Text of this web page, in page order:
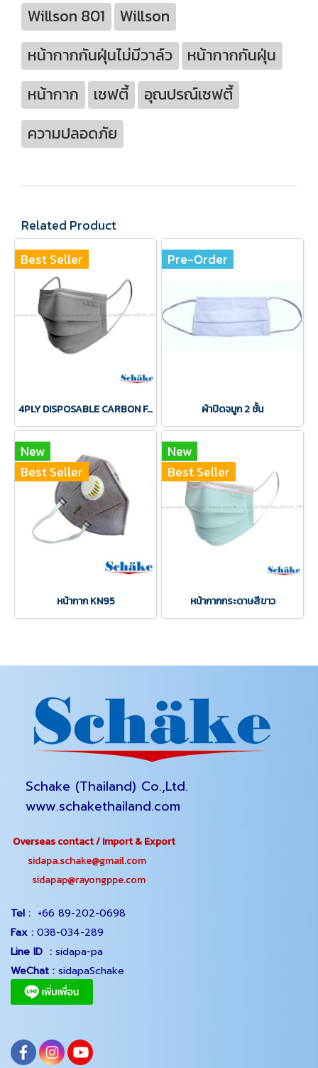
Willson 801
Willson
หน้ากากกันฝุ่นไม่มีวาล์ว
หน้ากากกันฝุ่น
หน้ากาก
เซฟตี้
อุณปรณ์เซฟตี้
ความปลอดภัย
Related Product
Best Seller
4PLY DISPOSABLE CARBON FACE MASK Schake
Pre-Order
ผ้าปิดจมูก 2 ชั้น
New
Best Seller
หน้ากาก KN95
New
Best Seller
หน้ากากกระดาษสีขาว
Schake (Thailand) Co.,Ltd.
www.schakethailand.com
Overseas contact / Import & Export
sidapa.schake@gmail.com
sidapap@rayongppe.com
Tel : +66 89-202-0698
Fax : 038-034-289
Line ID : sidapa-pa
WeChat : sidapaSchake